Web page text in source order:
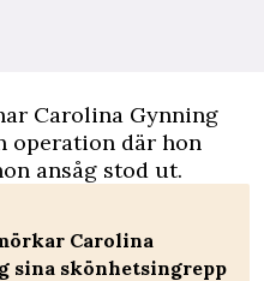
Carolina Gynning
operation där hon
ansåg stod ut.
Carolina
sina skönhetsingrepp